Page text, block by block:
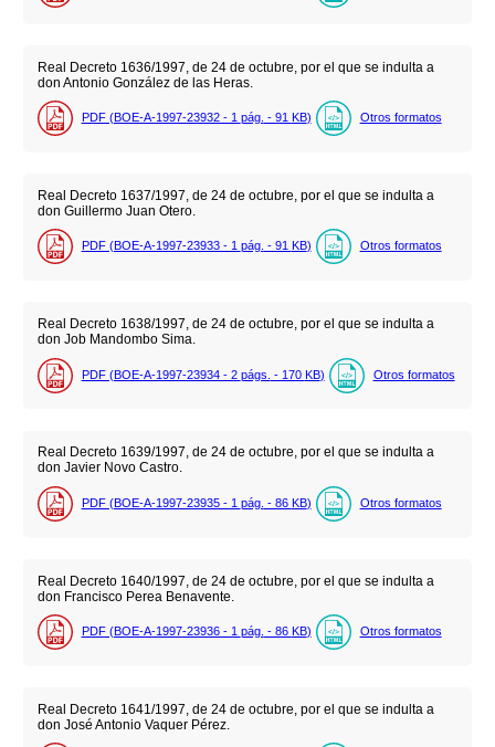
Real Decreto 1636/1997, de 24 de octubre, por el que se indulta a
don Antonio González de las Heras.
PDF (BOE-A-1997-23932 - 1 pág. - 91 KB) Otros formatos
Real Decreto 1637/1997, de 24 de octubre, por el que se indulta a
don Guillermo Juan Otero.
PDF (BOE-A-1997-23933 - 1 pág. - 91 KB) Otros formatos
Real Decreto 1638/1997, de 24 de octubre, por el que se indulta a
don Job Mandombo Sima.
PDF (BOE-A-1997-23934 - 2 págs. - 170 KB) Otros formatos
Real Decreto 1639/1997, de 24 de octubre, por el que se indulta a
don Javier Novo Castro.
PDF (BOE-A-1997-23935 - 1 pág. - 86 KB) Otros formatos
Real Decreto 1640/1997, de 24 de octubre, por el que se indulta a
don Francisco Perea Benavente.
PDF (BOE-A-1997-23936 - 1 pág. - 86 KB) Otros formatos
Real Decreto 1641/1997, de 24 de octubre, por el que se indulta a
don José Antonio Vaquer Pérez.